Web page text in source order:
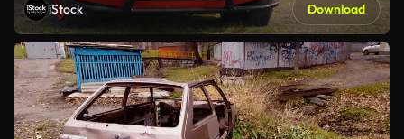
iStock Download